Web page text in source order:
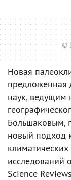
©
Новая
предложенная
наук, ведущим
Большаковым,
новый подход
исследований
Science